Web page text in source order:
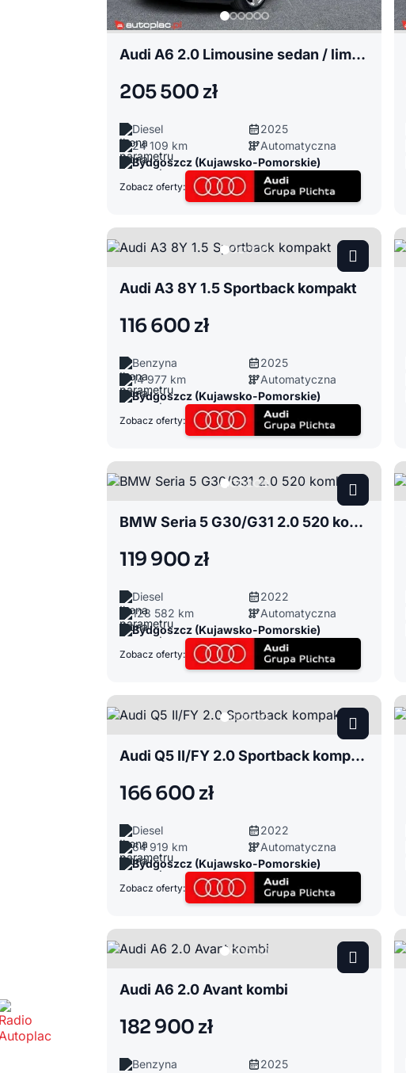
Audi A6 2.0 Limousine sedan / limuzyna
205 500 zł
Diesel
2025
24 109 km
Automatyczna
Bydgoszcz (Kujawsko-Pomorskie)
Zobacz oferty:
Audi A3 8Y 1.5 Sportback kompakt
116 600 zł
Benzyna
2025
14 977 km
Automatyczna
Bydgoszcz (Kujawsko-Pomorskie)
Zobacz oferty:
BMW Seria 5 G30/G31 2.0 520 kombi
119 900 zł
Diesel
2022
128 582 km
Automatyczna
Bydgoszcz (Kujawsko-Pomorskie)
Zobacz oferty:
Audi Q5 II/FY 2.0 Sportback kompakt
166 600 zł
Diesel
2022
64 919 km
Automatyczna
Bydgoszcz (Kujawsko-Pomorskie)
Zobacz oferty:
Audi A6 2.0 Avant kombi
182 900 zł
Benzyna
2025